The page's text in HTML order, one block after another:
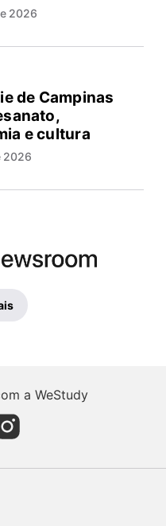
2026
de Campinas
e cultura
2026
a WeStudy